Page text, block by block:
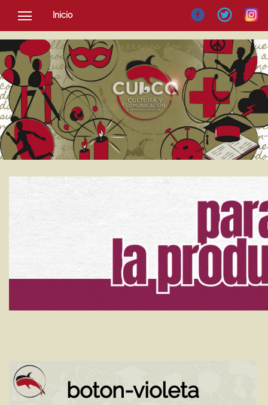
Inicio
SOCIEDAD
CULTURA
NOTICIAS
boton-violeta